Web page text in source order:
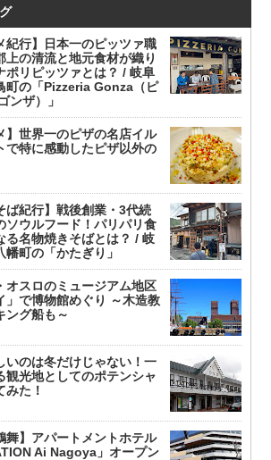
紀行】日本一のピッツァ職
上の清流と地元食材が織り
ポリピッツァとは？ / 岐阜
町の「Pizzeria Gonza（ピ
ンザ）」
】世界一のピザの名店イル
で特に感動したピザ以外の
ば紀行】戦後創業・3代続
ソウルフード！パリパリ食
る名物焼きそばとは？ / 岐
幡町の「かたぎり」
オスロのミュージアム地区
」で博物館めぐり ～木造教
ング船も～
いのは冬だけじゃない！一
観光地としてのポテンシャ
みた！
舞】アパートメントホテル
Ai Nagoya」オープン